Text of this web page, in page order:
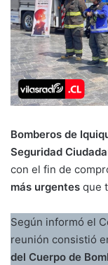
Bomberos de
Seguridad
con el fin de
más urgentes que
Según informó el
reunión consistió
del Cuerpo de